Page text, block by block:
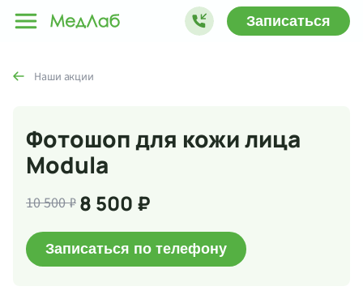
Записаться
Наши акции
Фотошоп для кожи лица
Modula
10 500 ₽ 8 500 ₽
Записаться по телефону